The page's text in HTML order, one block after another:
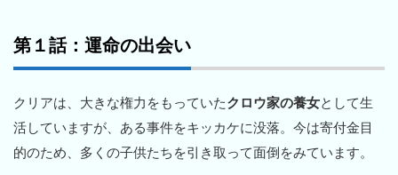
第１話：運命の出会い
クリアは、大きな権力をもっていたクロウ家の養女として生
活していますが、ある事件をキッカケに没落。今は寄付金目
的のため、多くの子供たちを引き取って面倒をみています。